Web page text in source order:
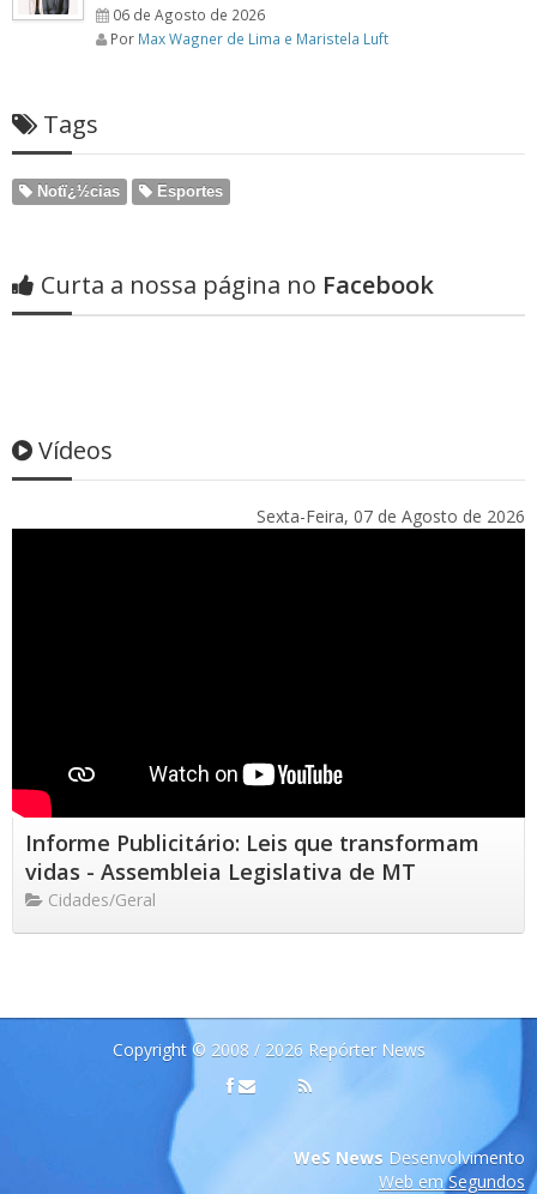
06 de Agosto de 2026
Por Max Wagner de Lima e Maristela Luft
Tags
Notï¿½cias Esportes
Curta a nossa página no Facebook
Vídeos
Sexta-Feira, 07 de Agosto de 2026
Informe Publicitário: Leis que transformam
vidas - Assembleia Legislativa de MT
Cidades/Geral
Copyright © 2008 / 2026 Repórter News
WeS News Desenvolvimento
Web em Segundos